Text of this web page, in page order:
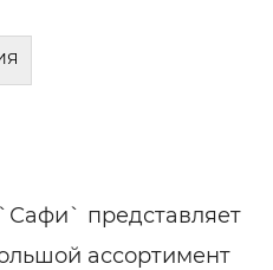
представляет
ассортимент